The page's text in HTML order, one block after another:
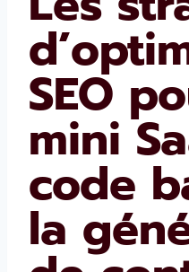
SEO
mini
code
la